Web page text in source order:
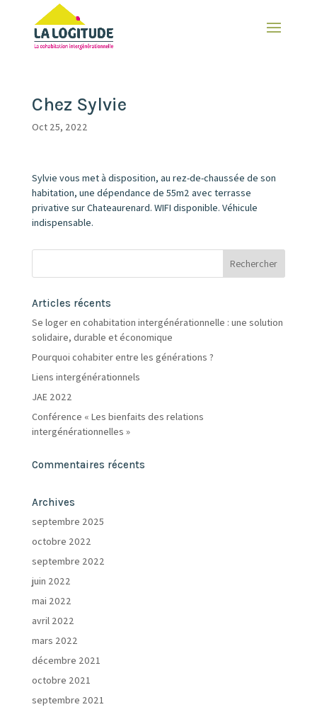
Chez Sylvie
Oct 25, 2022
Sylvie vous met à disposition, au rez-de-chaussée de son
habitation, une dépendance de 55m2 avec terrasse
privative sur Chateaurenard. WIFI disponible. Véhicule
indispensable.
Articles récents
Se loger en cohabitation intergénérationnelle : une solution
solidaire, durable et économique
Pourquoi cohabiter entre les générations ?
Liens intergénérationnels
JAE 2022
Conférence « Les bienfaits des relations
intergénérationnelles »
Commentaires récents
Archives
septembre 2025
octobre 2022
septembre 2022
juin 2022
mai 2022
avril 2022
mars 2022
décembre 2021
octobre 2021
septembre 2021